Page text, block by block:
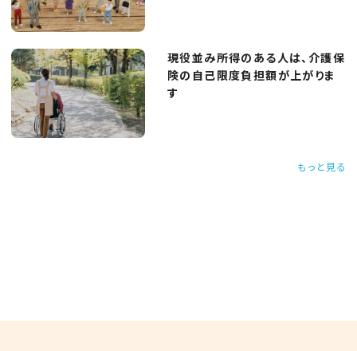
現役並み所得のある人は、介護保
険の自己限度負担額が上がりま
す
もっと見る